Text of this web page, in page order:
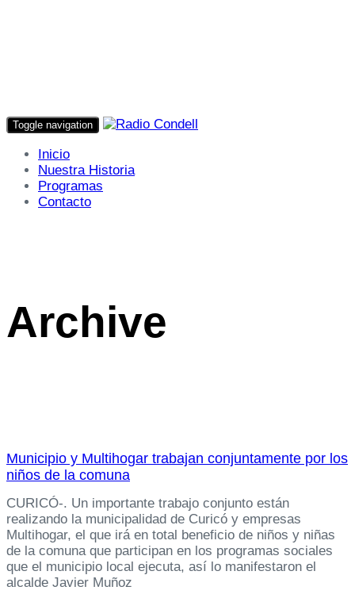
Toggle navigation
Inicio
Nuestra Historia
Programas
Contacto
Archive
Municipio y Multihogar trabajan conjuntamente por los
niños de la comuna
CURICÓ-. Un importante trabajo conjunto están
realizando la municipalidad de Curicó y empresas
Multihogar, el que irá en total beneficio de niños y niñas
de la comuna que participan en los programas sociales
que el municipio local ejecuta, así lo manifestaron el
alcalde Javier Muñoz